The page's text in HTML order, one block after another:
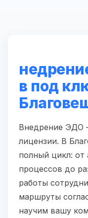
в под
Внедрение ЭДО
лицензии. В
полный цикл: от
процессов до
работы
маршруты
научим вашу